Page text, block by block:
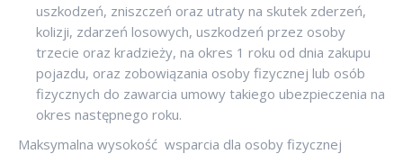
uszkodzeń, zniszczeń oraz utraty na skutek zderzeń,
kolizji, zdarzeń losowych, uszkodzeń przez osoby
trzecie oraz kradzieży, na okres 1 roku od dnia zakupu
pojazdu, oraz zobowiązania osoby fizycznej lub osób
fizycznych do zawarcia umowy takiego ubezpieczenia na
okres następnego roku.
Maksymalna wysokość wsparcia dla osoby fizycznej